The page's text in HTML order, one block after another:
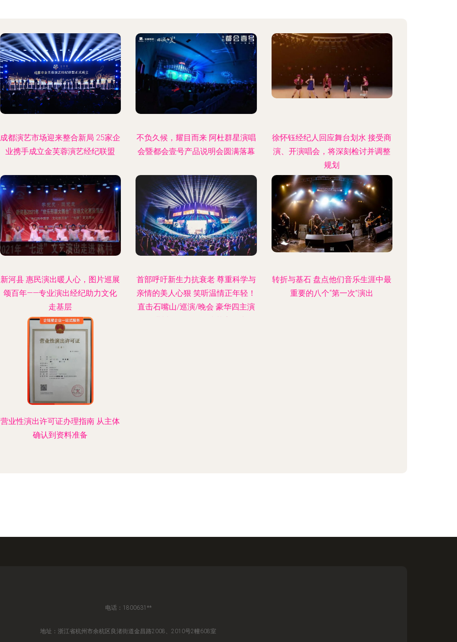
成都演艺市场迎来整合新局 25家企
业携手成立金芙蓉演艺经纪联盟
不负久候，耀目而来 阿杜群星演唱
会暨都会壹号产品说明会圆满落幕
徐怀钰经纪人回应舞台划水 接受商
演、开演唱会，将深刻检讨并调整
规划
新河县 惠民演出暖人心，图片巡展
颂百年——专业演出经纪助力文化
走基层
首部呼吁新生力抗衰老 尊重科学与
亲情的美人心狠 笑听温情正年轻！
直击石嘴山/巡演/晚会 豪华四主演
转折与基石 盘点他们音乐生涯中最
重要的八个“第一次”演出
营业性演出许可证办理指南 从主体
确认到资料准备
电话：1800631**
地址：浙江省杭州市余杭区良渚街道金昌路2008、2010号2幢608室